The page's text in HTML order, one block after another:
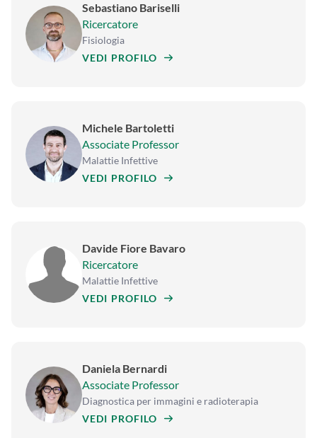
Sebastiano Bariselli
Ricercatore
Fisiologia
VEDI PROFILO
Michele Bartoletti
Associate Professor
Malattie Infettive
VEDI PROFILO
Davide Fiore Bavaro
Ricercatore
Malattie Infettive
VEDI PROFILO
Daniela Bernardi
Associate Professor
Diagnostica per immagini e radioterapia
VEDI PROFILO